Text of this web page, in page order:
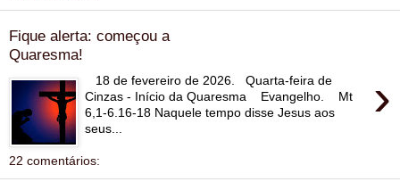
Fique alerta: começou a
Quaresma!
›
18 de fevereiro de 2026. Quarta-feira de
Cinzas - Início da Quaresma Evangelho. Mt
6,1-6.16-18 Naquele tempo disse Jesus aos
seus...
22 comentários: